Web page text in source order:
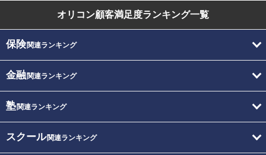
オリコン顧客満足度ランキング一覧
保険関連ランキング
金融関連ランキング
塾関連ランキング
スクール関連ランキング